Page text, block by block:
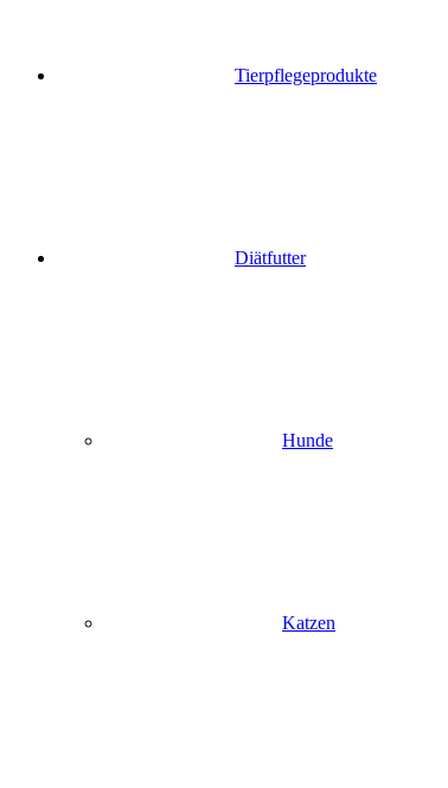
Tierpflegeprodukte
Diätfutter
Hunde
Katzen